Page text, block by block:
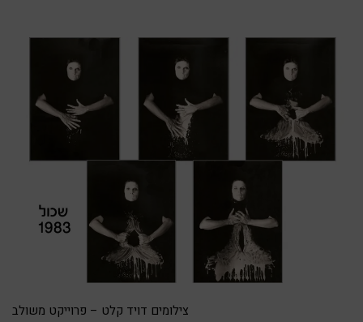
צילומים דויד קלט – פרוייקט משולב